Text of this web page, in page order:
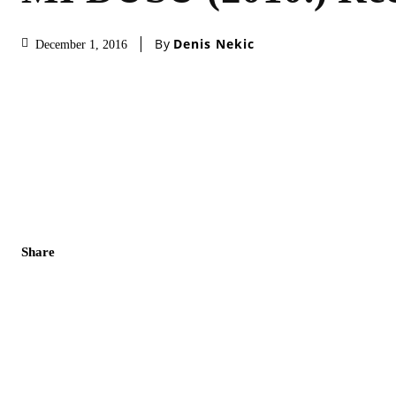
December 1, 2016 By Denis Nekic
Share